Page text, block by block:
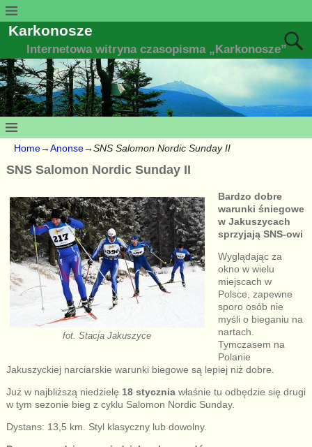
Karkonosze
Internetowa witryna czasopisma „Karkonosze”
Home→Anonse→SNS Salomon Nordic Sunday II
SNS Salomon Nordic Sunday II
fot. Stacja Jakuszyce
Bardzo dobre
warunki śniegowe
w Jakuszycach
sprzyjają SNS-owi
Wyglądając za
okno w wielu
miejscach w
Polsce, zapewne
sporo osób nie
myśli o bieganiu na
nartach.
Tymczasem na
Polanie
Jakuszyckiej narciarskie warunki biegowe są lepiej niż dobre.
Już w najbliższą niedzielę 18 styczniawłaśnie tu odbędzie się drugi
w tym sezonie bieg z cyklu Salomon Nordic Sunday.
Dystans: 13,5 km. Styl klasyczny lub dowolny.